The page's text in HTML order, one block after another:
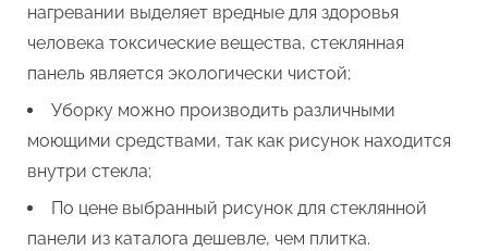
нагревании выделяет вредные для здоровья
человека токсические вещества, стеклянная
панель является экологически чистой;
Уборку можно производить различными
моющими средствами, так как рисунок находится
внутри стекла;
По цене выбранный рисунок для стеклянной
панели из каталога дешевле, чем плитка.